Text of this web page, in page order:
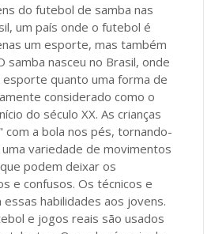
do futebol de samba nas
um país onde o futebol é
um esporte, mas também
samba nasceu no Brasil, onde
quanto uma forma de
considerado como o
do século XX. As crianças
com a bola nos pés, tornando-
variedade de movimentos
podem deixar os
e confusos. Os técnicos e
habilidades aos jovens.
e jogos reais são usados